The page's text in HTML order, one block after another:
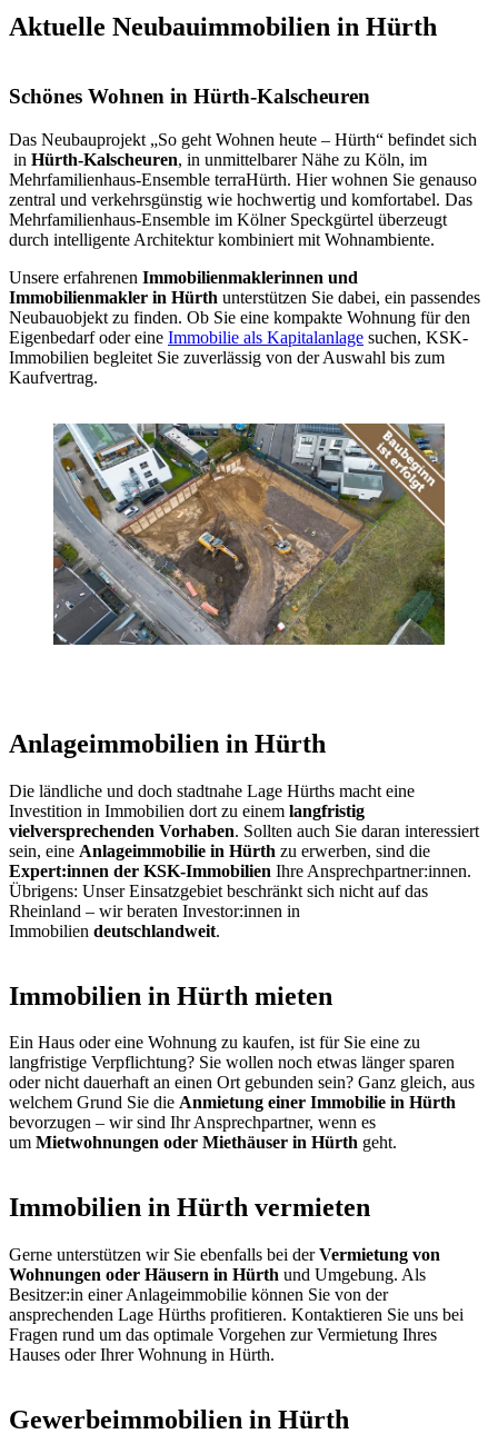
Aktuelle Neubauimmobilien in Hürth
Schönes Wohnen in Hürth-Kalscheuren
Das Neubauprojekt „So geht Wohnen heute – Hürth“ befindet sich
in Hürth-Kalscheuren, in unmittelbarer Nähe zu Köln, im
Mehrfamilienhaus-Ensemble terraHürth. Hier wohnen Sie genauso
zentral und verkehrsgünstig wie hochwertig und komfortabel. Das
Mehrfamilienhaus-Ensemble im Kölner Speckgürtel überzeugt
durch intelligente Architektur kombiniert mit Wohnambiente.
Unsere erfahrenen Immobilienmaklerinnen und
Immobilienmakler in Hürth unterstützen Sie dabei, ein passendes
Neubauobjekt zu finden. Ob Sie eine kompakte Wohnung für den
Eigenbedarf oder eine Immobilie als Kapitalanlage suchen, KSK-
Immobilien begleitet Sie zuverlässig von der Auswahl bis zum
Kaufvertrag.
Anlageimmobilien in Hürth
Die ländliche und doch stadtnahe Lage Hürths macht eine
Investition in Immobilien dort zu einem langfristig
vielversprechenden Vorhaben. Sollten auch Sie daran interessiert
sein, eine Anlageimmobilie in Hürth zu erwerben, sind die
Expert:innen der KSK-Immobilien Ihre Ansprechpartner:innen.
Übrigens: Unser Einsatzgebiet beschränkt sich nicht auf das
Rheinland – wir beraten Investor:innen in
Immobilien deutschlandweit.
Immobilien in Hürth mieten
Ein Haus oder eine Wohnung zu kaufen, ist für Sie eine zu
langfristige Verpflichtung? Sie wollen noch etwas länger sparen
oder nicht dauerhaft an einen Ort gebunden sein? Ganz gleich, aus
welchem Grund Sie die Anmietung einer Immobilie in Hürth
bevorzugen – wir sind Ihr Ansprechpartner, wenn es
um Mietwohnungen oder Miethäuser in Hürth geht.
Immobilien in Hürth vermieten
Gerne unterstützen wir Sie ebenfalls bei derVermietung von
Wohnungen oder Häusern in Hürth und Umgebung. Als
Besitzer:in einer Anlageimmobilie können Sie von der
ansprechenden Lage Hürths profitieren. Kontaktieren Sie uns bei
Fragen rund um das optimale Vorgehen zur Vermietung Ihres
Hauses oder Ihrer Wohnung in Hürth.
Gewerbeimmobilien in Hürth